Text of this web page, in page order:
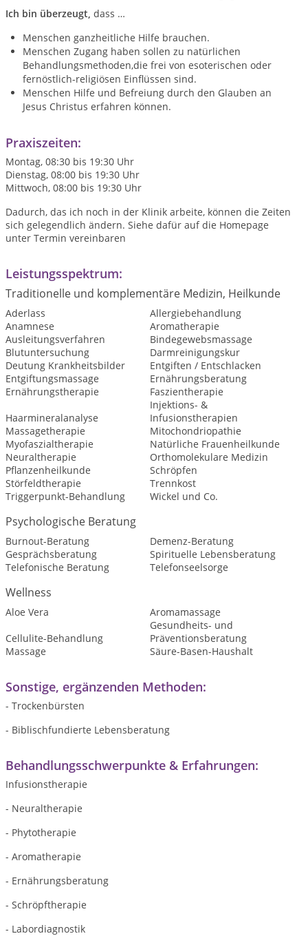
Ich bin überzeugt, dass …
Menschen ganzheitliche Hilfe brauchen.
Menschen Zugang haben sollen zu natürlichen
Behandlungsmethoden,die frei von esoterischen oder
fernöstlich-religiösen Einflüssen sind.
Menschen Hilfe und Befreiung durch den Glauben an
Jesus Christus erfahren können.
Praxiszeiten:
Montag, 08:30 bis 19:30 Uhr
Dienstag, 08:00 bis 19:30 Uhr
Mittwoch, 08:00 bis 19:30 Uhr
Dadurch, das ich noch in der Klinik arbeite, können die Zeiten
sich gelegendlich ändern. Siehe dafür auf die Homepage
unter Termin vereinbaren
Leistungsspektrum:
Traditionelle und komplementäre Medizin, Heilkunde
Aderlass
Allergiebehandlung
Anamnese
Aromatherapie
Ausleitungsverfahren
Bindegewebsmassage
Blutuntersuchung
Darmreinigungskur
Deutung Krankheitsbilder
Entgiften / Entschlacken
Entgiftungsmassage
Ernährungsberatung
Ernährungstherapie
Faszientherapie
Haarmineralanalyse
Injektions- &
Infusionstherapien
Massagetherapie
Mitochondriopathie
Myofaszialtherapie
Natürliche Frauenheilkunde
Neuraltherapie
Orthomolekulare Medizin
Pflanzenheilkunde
Schröpfen
Störfeldtherapie
Trennkost
Triggerpunkt-Behandlung
Wickel und Co.
Psychologische Beratung
Burnout-Beratung
Demenz-Beratung
Gesprächsberatung
Spirituelle Lebensberatung
Telefonische Beratung
Telefonseelsorge
Wellness
Aloe Vera
Aromamassage
Cellulite-Behandlung
Gesundheits- und
Präventionsberatung
Massage
Säure-Basen-Haushalt
Sonstige, ergänzenden Methoden:
- Trockenbürsten
- Biblischfundierte Lebensberatung
Behandlungsschwerpunkte & Erfahrungen:
Infusionstherapie
- Neuraltherapie
- Phytotherapie
- Aromatherapie
- Ernährungsberatung
- Schröpftherapie
- Labordiagnostik